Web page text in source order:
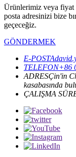
Ürünlerimiz veya fiyat
posta adresinizi bize
geçeceğiz.
GÖNDERMEK
E-POSTA
TELEFON+86
ADRESÇin'in
kasabasında
ÇALIŞMA